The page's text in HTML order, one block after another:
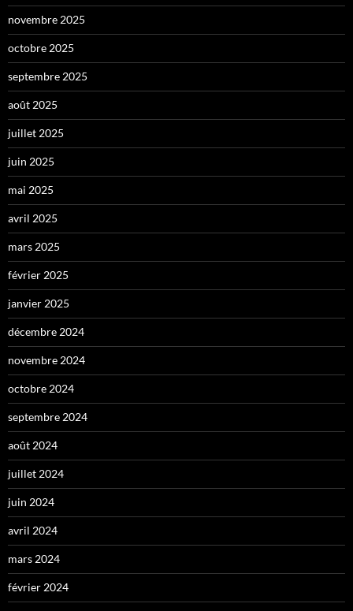
novembre 2025
octobre 2025
septembre 2025
août 2025
juillet 2025
juin 2025
mai 2025
avril 2025
mars 2025
février 2025
janvier 2025
décembre 2024
novembre 2024
octobre 2024
septembre 2024
août 2024
juillet 2024
juin 2024
avril 2024
mars 2024
février 2024